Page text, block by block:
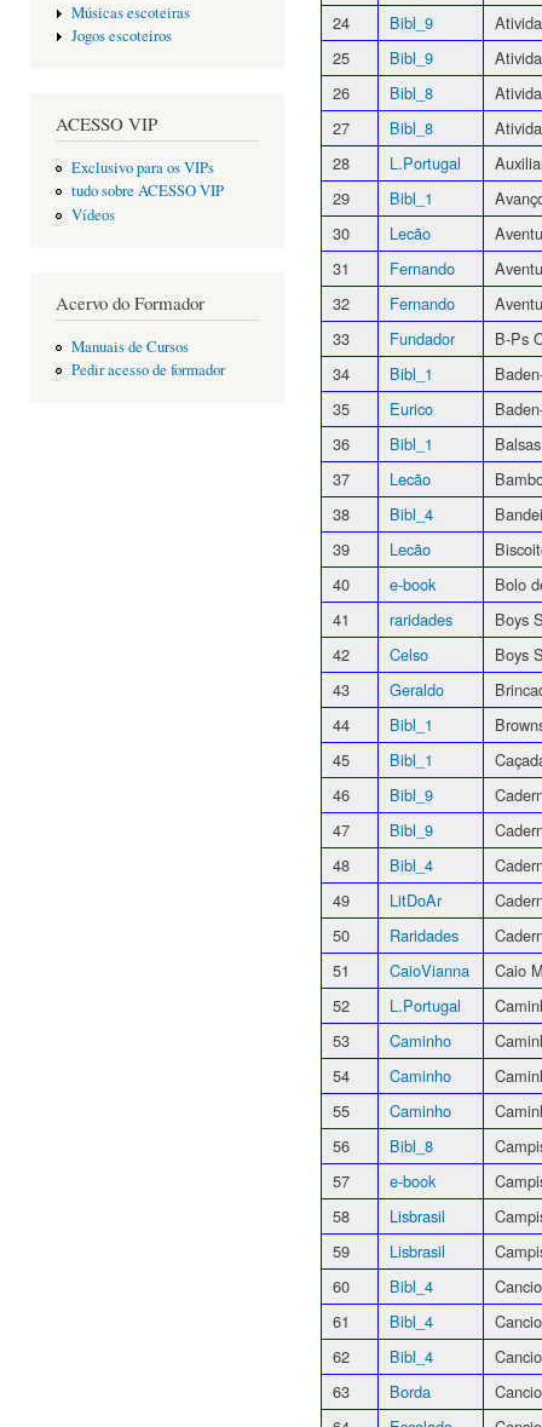
Músicas escoteiras
Jogos escoteiros
ACESSO VIP
Exclusivo para os VIPs
tudo sobre ACESSO VIP
Vídeos
Acervo do Formador
Manuais de Cursos
Pedir acesso de formador
24
Bibl_9
25
Bibl_9
26
Bibl_8
27
Bibl_8
28
L.Portugal
29
Bibl_1
30
Lecão
31
Fernando
32
Fernando
33
Fundador
B-Ps
34
Bibl_1
35
Eurico
36
Bibl_1
37
Lecão
38
Bibl_4
39
Lecão
40
e-book
Bolo
41
raridades
Boys
42
Celso
Boys
43
Geraldo
44
Bibl_1
45
Bibl_1
46
Bibl_9
47
Bibl_9
48
Bibl_4
49
LitDoAr
50
Raridades
51
CaioVianna
Caio
52
L.Portugal
53
Caminho
54
Caminho
55
Caminho
56
Bibl_8
57
e-book
58
Lisbrasil
59
Lisbrasil
60
Bibl_4
61
Bibl_4
62
Bibl_4
63
Borda